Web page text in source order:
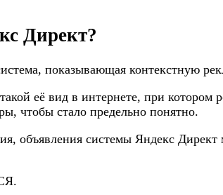
Директ?
показывающая контекстную
её вид в интернете, при котором
чтобы стало предельно понятно.
объявления системы Яндекс Директ